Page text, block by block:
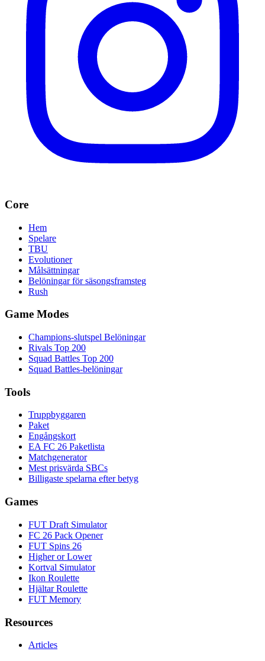
Core
Hem
Spelare
TBU
Evolutioner
Målsättningar
Belöningar för säsongsframsteg
Rush
Game Modes
Champions-slutspel Belöningar
Rivals Top 200
Squad Battles Top 200
Squad Battles-belöningar
Tools
Truppbyggaren
Paket
Engångskort
EA FC 26 Paketlista
Matchgenerator
Mest prisvärda SBCs
Billigaste spelarna efter betyg
Games
FUT Draft Simulator
FC 26 Pack Opener
FUT Spins 26
Higher or Lower
Kortval Simulator
Ikon Roulette
Hjältar Roulette
FUT Memory
Resources
Articles